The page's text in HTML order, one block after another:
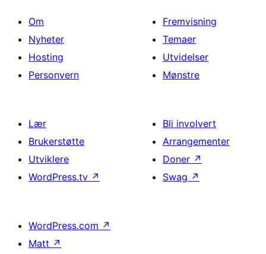
Om
Nyheter
Hosting
Personvern
Fremvisning
Temaer
Utvidelser
Mønstre
Lær
Brukerstøtte
Utviklere
WordPress.tv ↗
Bli involvert
Arrangementer
Doner ↗
Swag ↗
WordPress.com ↗
Matt ↗